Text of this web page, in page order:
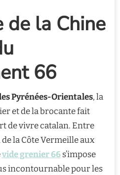
de la Chine
66
Pyrénées-Orientales, la
et de la brocante fait
de vivre catalan. Entre
la Côte Vermeille aux
vide grenier 66s’impose
incontournable pour les